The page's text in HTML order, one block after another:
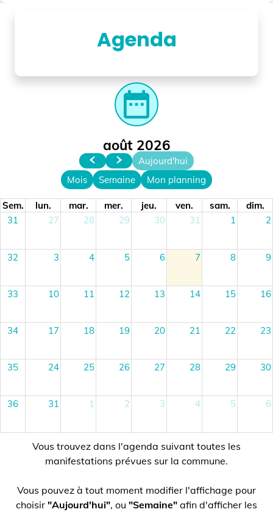
Agenda
date_range
Aujourd'hui
Mois
Semaine Mon planning
août 2026
Sem. lun. mar. mer. jeu. ven. sam.
dim.
31
27 28 29 30 31 1 2
32 3 4 5 6 7 8 9
33 10 11 12 13 14 15 16
34 17 18 19 20 21 22 23
35 24 25 26 27 28 29 30
36 31 1 2 3 4 5 6
Vous trouvez dans l'agenda suivant toutes les
manifestations prévues sur la commune.
Vous pouvez à tout moment modifier l'affichage pour
choisir "Aujourd'hui", ou "Semaine" afin d'afficher les